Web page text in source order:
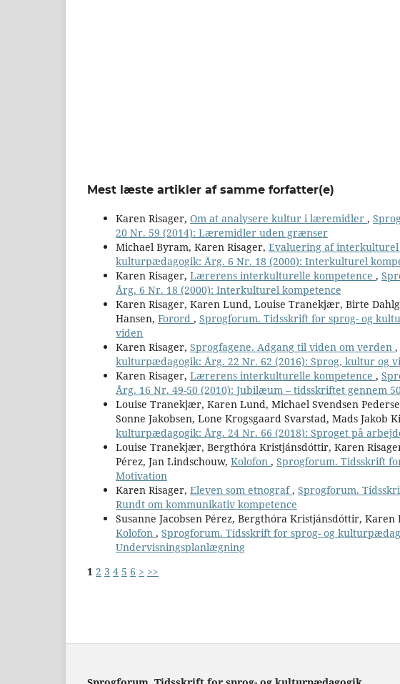
Mest læste artikler af samme forfatter(e)
Karen Risager, Om at analysere kultur i læremidler ,
20 Nr. 59 (2014): Læremidler uden grænser
Michael Byram, Karen Risager, Evaluering af interkulturel
kulturpædagogik: Årg. 6 Nr. 18 (2000): Interkulturel
Karen Risager, Lærerens interkulturelle kompetence ,
Årg. 6 Nr. 18 (2000): Interkulturel kompetence
Karen Risager, Karen Lund, Louise Tranekjær, Birte
Hansen, Forord , Sprogforum. Tidsskrift for sprog- og
viden
Karen Risager, Sprogfagene. Adgang til viden om verden ,
kulturpædagogik: Årg. 22 Nr. 62 (2016): Sprog, kultur og
Karen Risager, Lærerens interkulturelle kompetence ,
Årg. 16 Nr. 49-50 (2010): Jubilæum – tidsskriftet gennem
Louise Tranekjær, Karen Lund, Michael Svendsen
Sonne Jakobsen, Lone Krogsgaard Svarstad, Mads Jakob
kulturpædagogik: Årg. 24 Nr. 66 (2018): Sproget på
Louise Tranekjær, Bergthóra Kristjánsdóttir, Karen
Pérez, Jan Lindschouw, Kolofon , Sprogforum. Tidsskrift
Motivation
Karen Risager, Eleven som etnograf, Sprogforum.
Rundt om kommunikativ kompetence
Susanne Jacobsen Pérez, Bergthóra Kristjánsdóttir,
Kolofon , Sprogforum. Tidsskrift for sprog- og
Undervisningsplanlægning
1 2 3 4 5 6 > >>